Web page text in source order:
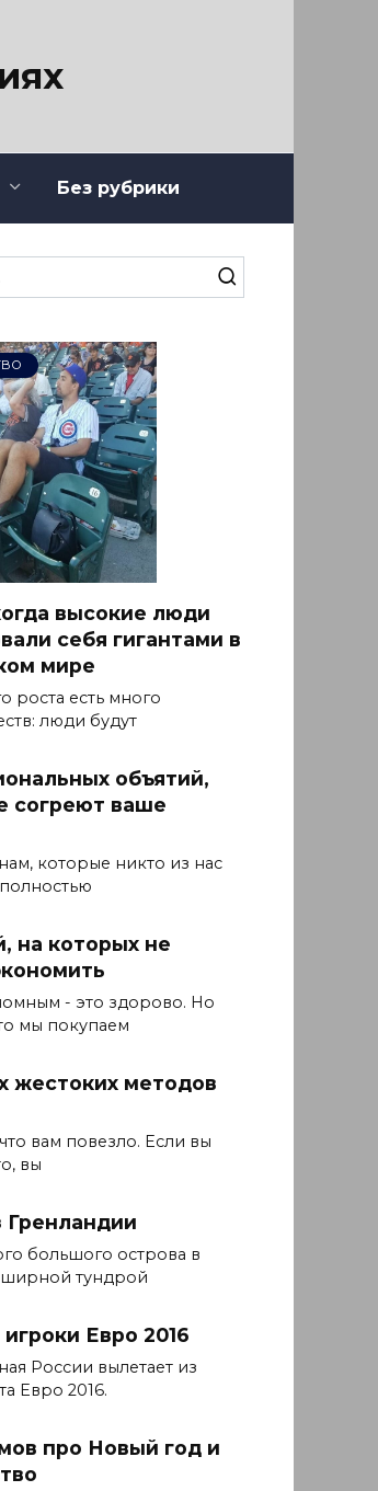
Без рубрики
высокие люди
себя гигантами в
мире
роста есть много
люди будут
объятий,
согреют ваше
которые никто из нас
на которых не
- это здорово. Но
мы покупаем
жестоких методов
вам повезло. Если вы
вы
Гренландии
большого острова в
тундрой
Евро 2016
России вылетает из
Евро 2016.
про Новый год и